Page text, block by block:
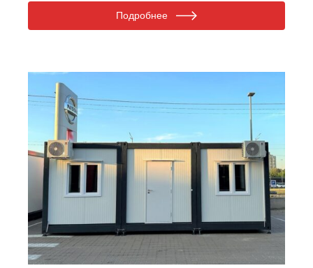
Подробнее